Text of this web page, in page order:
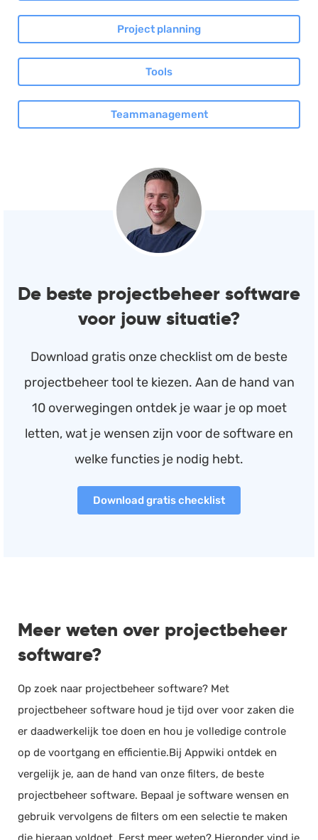
Project planning
Tools
Teammanagement
De beste projectbeheer software
voor jouw situatie?
Download gratis onze checklist om de beste
projectbeheer tool te kiezen. Aan de hand van
10 overwegingen ontdek je waar je op moet
letten, wat je wensen zijn voor de software en
welke functies je nodig hebt.
Download gratis checklist
Meer weten over projectbeheer
software?
Op zoek naar projectbeheer software? Met
projectbeheer software houd je tijd over voor zaken die
er daadwerkelijk toe doen en hou je volledige controle
op de voortgang en efficientie.Bij Appwiki ontdek en
vergelijk je, aan de hand van onze filters, de beste
projectbeheer software. Bepaal je software wensen en
gebruik vervolgens de filters om een selectie te maken